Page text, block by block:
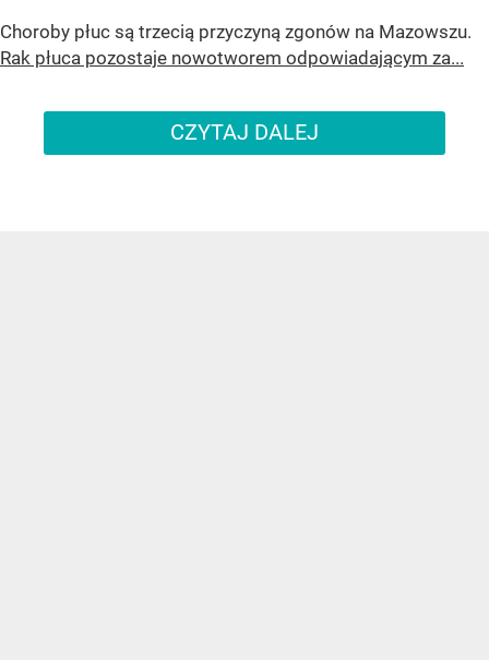
Choroby płuc są trzecią przyczyną zgonów na Mazowszu.
Rak płuca pozostaje nowotworem odpowiadającym za...
CZYTAJ DALEJ